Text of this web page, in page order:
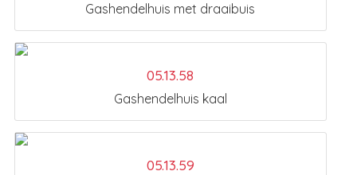
Gashendelhuis met draaibuis
05.13.58
Gashendelhuis kaal
05.13.59